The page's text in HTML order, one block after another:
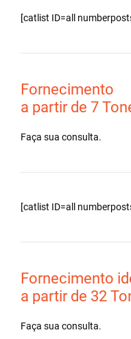
[catlist ID=all
Fornecimento
a partir de 7
Faça sua consulta.
[catlist ID=all
Fornecimento
a partir de 32
Faça sua consulta.